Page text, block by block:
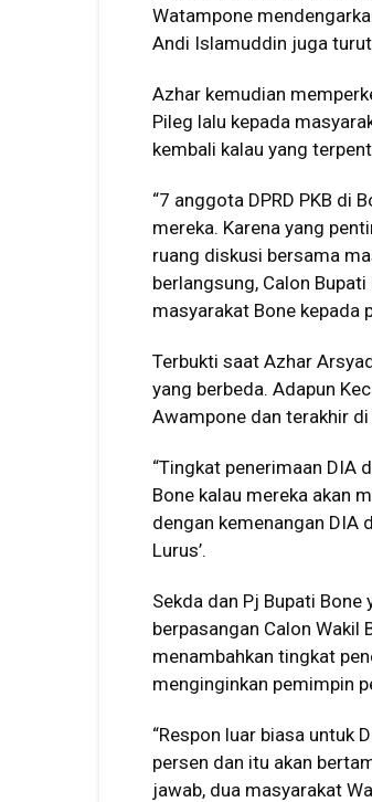
Watampone
Andi Islamuddin juga
Azhar kemudian
Pileg lalu kepada
kembali kalau yang
“7 anggota DPRD PKB di
mereka. Karena yang
ruang diskusi bersama
berlangsung, Calon
masyarakat Bone kepada
Terbukti saat Azhar
yang berbeda. Adapun
Awampone dan terakhir
“Tingkat penerimaan DIA
Bone kalau mereka akan
dengan kemenangan DIA
Lurus’.
Sekda dan Pj Bupati
berpasangan Calon Wakil
menambahkan tingkat
menginginkan pemimpin
“Respon luar biasa untuk
persen dan itu akan
jawab, dua masyarakat